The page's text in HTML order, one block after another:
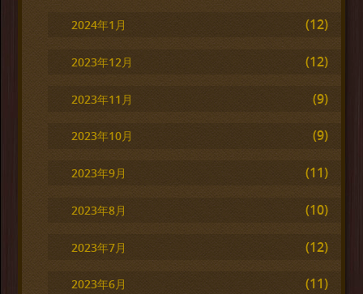
2024年1月 (12)
2023年12月 (12)
2023年11月 (9)
2023年10月 (9)
2023年9月 (11)
2023年8月 (10)
2023年7月 (12)
2023年6月 (11)